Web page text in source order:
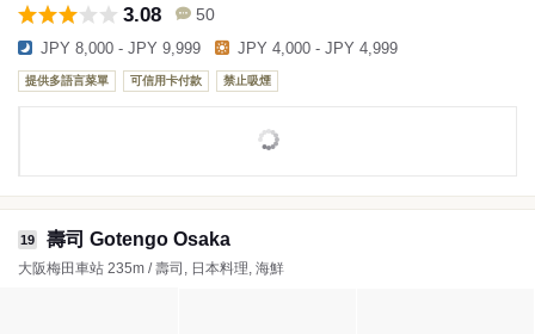
3.08 50
JPY 8,000 - JPY 9,999 JPY 4,000 - JPY 4,999
提供多語言菜單 可信用卡付款 禁止吸煙
19 壽司 Gotengo Osaka
大阪梅田車站 235m / 壽司, 日本料理, 海鮮